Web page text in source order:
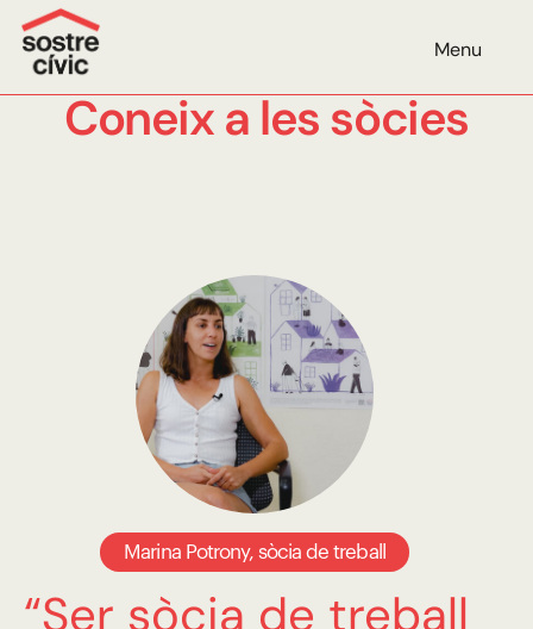
Menu
Coneix a les sòcies
Marina Potrony, sòcia de treball
“Ser sòcia de treball